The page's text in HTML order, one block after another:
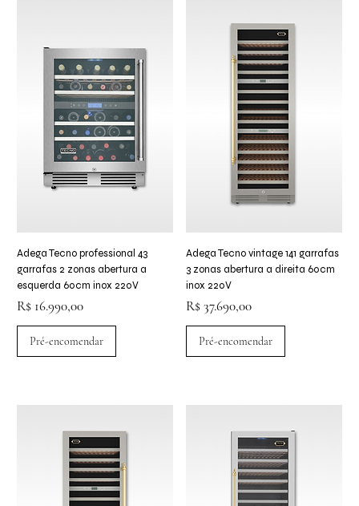
Adega Tecno professional 43
garrafas 2 zonas abertura a
esquerda 60cm inox 220V
Preço
R$ 16.990,00
Pré-encomendar
Adega Tecno vintage 141 garrafas
3 zonas abertura a direita 60cm
inox 220V
Preço
R$ 37.690,00
Pré-encomendar